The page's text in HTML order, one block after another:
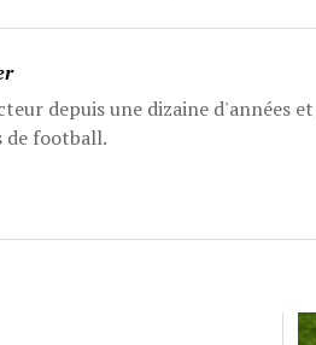
depuis une dizaine d'années
de football.